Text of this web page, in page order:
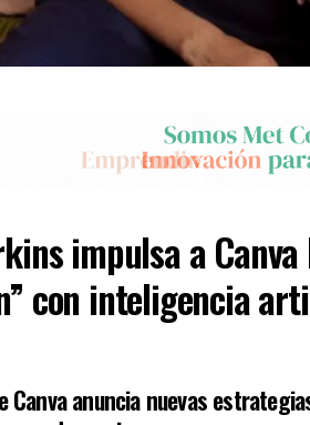
impulsa a
con inteligencia
Canva anuncia nuevas